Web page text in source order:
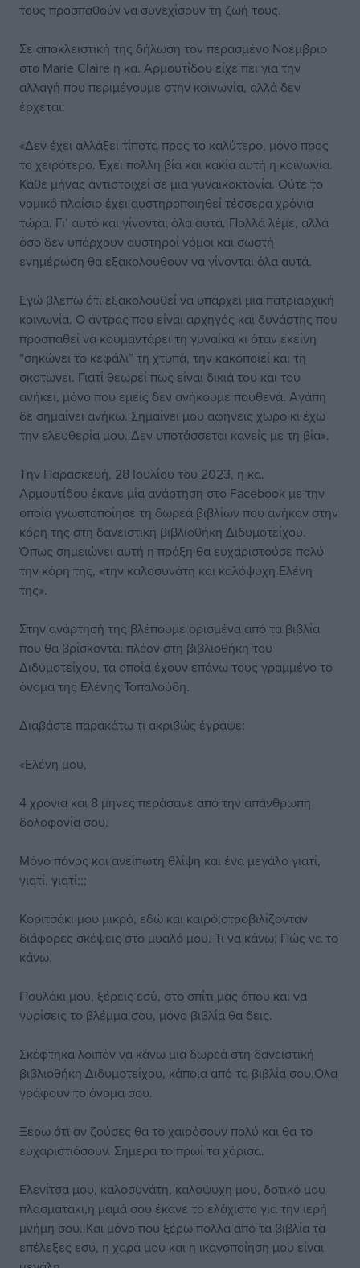
τους προσπαθούν να συνεχίσουν τη ζωή τους.
Σε αποκλειστική της δήλωση τον περασμένο Νοέμβριο
στο Marie Claire η κα. Αρμουτίδου είχε πει για την
αλλαγή που περιμένουμε στην κοινωνία, αλλά δεν
έρχεται:
«Δεν έχει αλλάξει τίποτα προς το καλύτερο, μόνο προς
το χειρότερο. Έχει πολλή βία και κακία αυτή η κοινωνία.
Κάθε μήνας αντιστοιχεί σε μια γυναικοκτονία. Ούτε το
νομικό πλαίσιο έχει αυστηροποιηθεί τέσσερα χρόνια
τώρα. Γι’ αυτό και γίνονται όλα αυτά. Πολλά λέμε, αλλά
όσο δεν υπάρχουν αυστηροί νόμοι και σωστή
ενημέρωση θα εξακολουθούν να γίνονται όλα αυτά.
Εγώ βλέπω ότι εξακολουθεί να υπάρχει μια πατριαρχική
κοινωνία. O άντρας που είναι αρχηγός και δυνάστης που
προσπαθεί να κουμαντάρει τη γυναίκα κι όταν εκείνη
“σηκώνει το κεφάλι” τη χτυπά, την κακοποιεί και τη
σκοτώνει. Γιατί θεωρεί πως είναι δικιά του και του
ανήκει, μόνο που εμείς δεν ανήκουμε πουθενά. Αγάπη
δε σημαίνει ανήκω. Σημαίνει μου αφήνεις χώρο κι έχω
την ελευθερία μου. Δεν υποτάσσεται κανείς με τη βία».
Την Παρασκευή, 28 Ιουλίου του 2023, η κα.
Αρμουτίδου έκανε μία ανάρτηση στο Facebook με την
οποία γνωστοποίησε τη δωρεά βιβλίων που ανήκαν στην
κόρη της στη δανειστική βιβλιοθήκη Διδυμοτείχου.
Όπως σημειώνει αυτή η πράξη θα ευχαριστούσε πολύ
την κόρη της, «την καλοσυνάτη και καλόψυχη Ελένη
της».
Στην ανάρτησή της βλέπουμε ορισμένα από τα βιβλία
που θα βρίσκονται πλέον στη βιβλιοθήκη του
Διδυμοτείχου, τα οποία έχουν επάνω τους γραμμένο το
όνομα της Ελένης Τοπαλούδη.
Διαβάστε παρακάτω τι ακριβώς έγραψε:
«Ελένη μου,
4 χρόνια και 8 μήνες περάσανε από την απάνθρωπη
δολοφονία σου.
Μόνο πόνος και ανείπωτη θλίψη και ένα μεγάλο γιατί,
γιατί, γιατί;;;
Κοριτσάκι μου μικρό, εδώ και καιρό,στροβιλίζονταν
διάφορες σκέψεις στο μυαλό μου. Τι να κάνω; Πώς να το
κάνω.
Πουλάκι μου, ξέρεις εσύ, στο σπίτι μας όπου και να
γυρίσεις το βλέμμα σου, μόνο βιβλία θα δεις.
Σκέφτηκα λοιπόν να κάνω μια δωρεά στη δανειστική
βιβλιοθήκη Διδυμοτείχου, κάποια από τα βιβλία σου.Ολα
γράφουν το όνομα σου.
Ξέρω ότι αν ζούσες θα το χαιρόσουν πολύ και θα το
ευχαριστιόσουν. Σημερα το πρωί τα χάρισα.
Ελενίτσα μου, καλοσυνάτη, καλοψυχη μου, δοτικό μου
πλασματακι,η μαμά σου έκανε το ελάχιστο για την ιερή
μνήμη σου. Και μόνο που ξέρω πολλά από τα βιβλία τα
επέλεξες εσύ, η χαρά μου και η ικανοποίηση μου είναι